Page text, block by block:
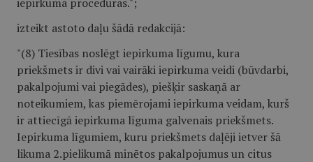
izteikt astoto daļu šādā redakcijā:
"(8) Tiesības noslēgt iepirkuma līgumu, kura
priekšmets ir divi vai vairāki iepirkuma veidi (būvdarbi,
pakalpojumi vai piegādes), piešķir saskaņā ar
noteikumiem, kas piemērojami iepirkuma veidam, kurš
ir attiecīgā iepirkuma līguma galvenais priekšmets.
Iepirkuma līgumiem, kuru priekšmets daļēji ietver šā
likuma 2.pielikumā minētos pakalpojumus un citus